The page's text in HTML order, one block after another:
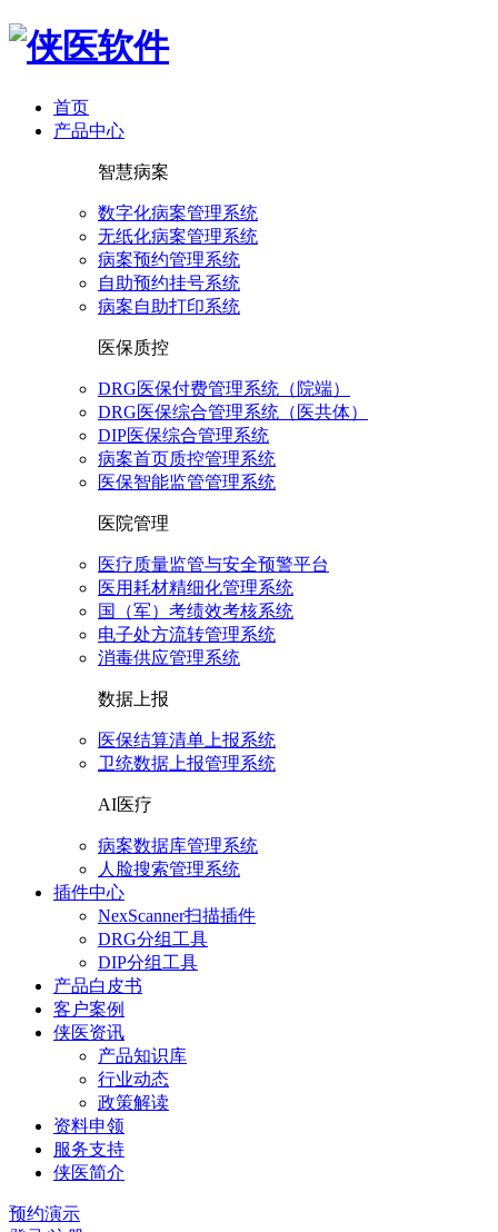
首页
产品中心
智慧病案
数字化病案管理系统
无纸化病案管理系统
病案预约管理系统
自助预约挂号系统
病案自助打印系统
医保质控
DRG医保付费管理系统（院端）
DRG医保综合管理系统（医共体）
DIP医保综合管理系统
病案首页质控管理系统
医保智能监管管理系统
医院管理
医疗质量监管与安全预警平台
医用耗材精细化管理系统
国（军）考绩效考核系统
电子处方流转管理系统
消毒供应管理系统
数据上报
医保结算清单上报系统
卫统数据上报管理系统
AI医疗
病案数据库管理系统
人脸搜索管理系统
插件中心
NexScanner扫描插件
DRG分组工具
DIP分组工具
产品白皮书
客户案例
侠医资讯
产品知识库
行业动态
政策解读
资料申领
服务支持
侠医简介
预约演示